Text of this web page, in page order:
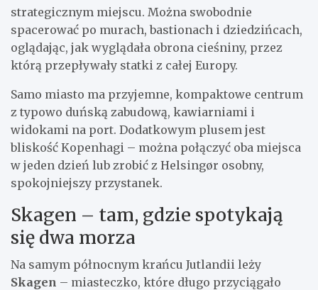
strategicznym miejscu. Można swobodnie
spacerować po murach, bastionach i dziedzińcach,
oglądając, jak wyglądała obrona cieśniny, przez
którą przepływały statki z całej Europy.
Samo miasto ma przyjemne, kompaktowe centrum
z typowo duńską zabudową, kawiarniami i
widokami na port. Dodatkowym plusem jest
bliskość Kopenhagi – można połączyć oba miejsca
w jeden dzień lub zrobić z Helsingør osobny,
spokojniejszy przystanek.
Skagen – tam, gdzie spotykają
się dwa morza
Na samym północnym krańcu Jutlandii leży
Skagen – miasteczko, które długo przyciągało